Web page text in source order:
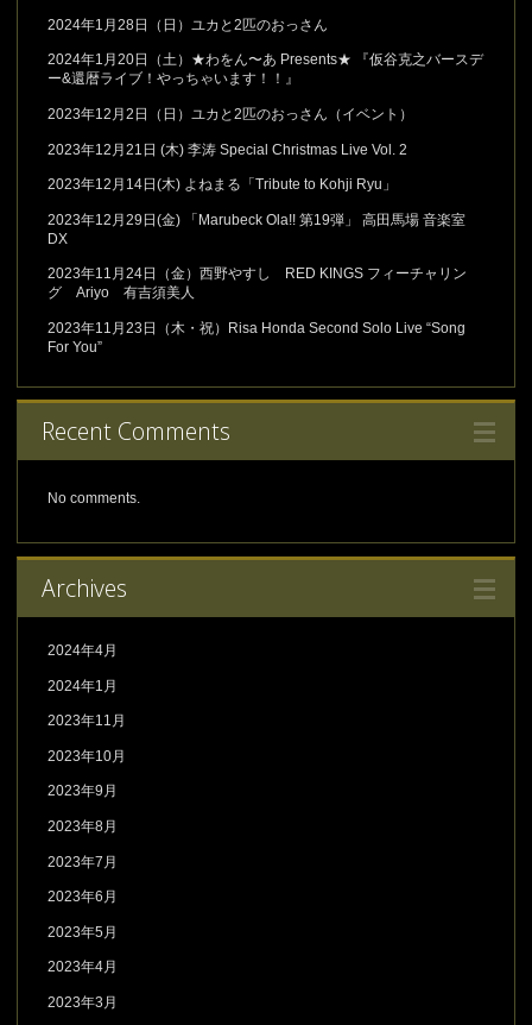
2024年1月28日（日）ユカと2匹のおっさん
2024年1月20日（土）★わをん〜あ Presents★ 『仮谷克之バースデ
ー&還暦ライブ！やっちゃいます！！』
2023年12月2日（日）ユカと2匹のおっさん（イベント）
2023年12月21日 (木) 李涛 Special Christmas Live Vol. 2
2023年12月14日(木) よねまる「Tribute to Kohji Ryu」
2023年12月29日(金) 「Marubeck Ola!! 第19弾」 高田馬場 音楽室
DX
2023年11月24日（金）西野やすし RED KINGS フィーチャリン
グ Ariyo 有吉須美人
2023年11月23日（木・祝）Risa Honda Second Solo Live “Song
For You”
Recent Comments
No comments.
Archives
2024年4月
2024年1月
2023年11月
2023年10月
2023年9月
2023年8月
2023年7月
2023年6月
2023年5月
2023年4月
2023年3月